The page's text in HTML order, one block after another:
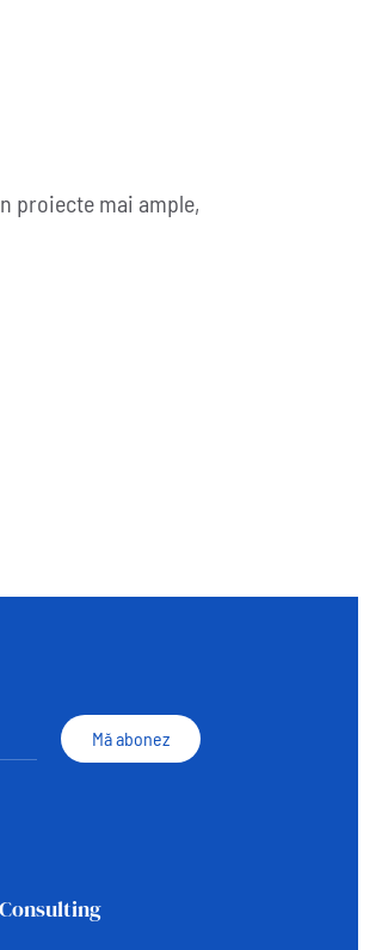
proiecte mai ample,
Mă abonez